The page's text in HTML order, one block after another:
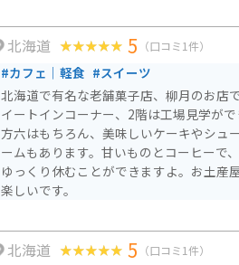
り、世界観そのままで、ドラマの中に入
速道路のICから近いため、アクセスのし
北海道 5 （口コミ1件）
#カフェ｜軽食 #スイーツ
北海道で有名な老舗菓子店、柳月のお店
イートインコーナー、2階は工場見学が
方六はもちろん、美味しいケーキやシュ
ームもあります。甘いものとコーヒーで
ゆっくり休むことができますよ。お土産
楽しいです。
北海道 5 （口コミ1件）